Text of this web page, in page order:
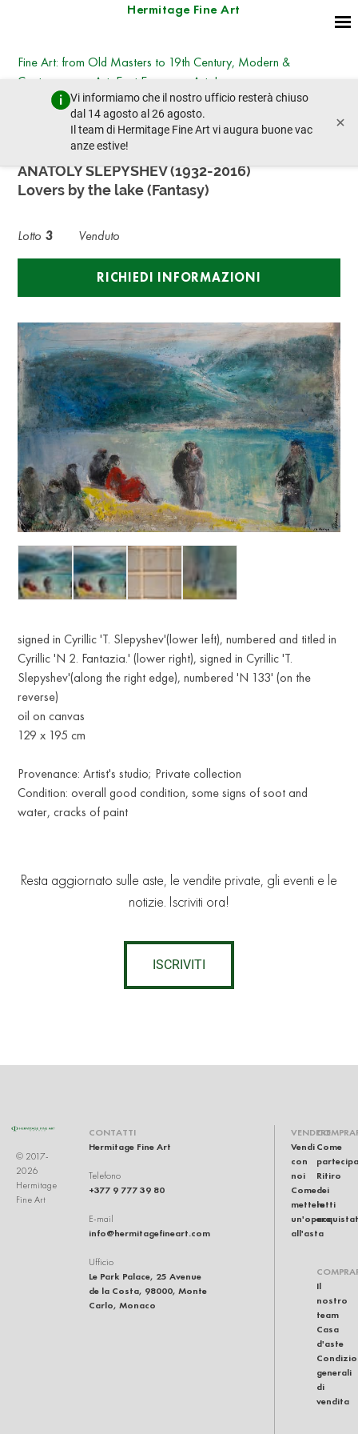
Hermitage Fine Art
Vi informiamo che il nostro ufficio resterà chiuso
dal 14 agosto al 26 agosto.
Il team di Hermitage Fine Art vi augura buone vac
anze estive!
×
Fine Art: from Old Masters to 19th Century, Modern &
Contemporary Art, East European Art, Icons
martedì 25 giugno 2024 - 14:30
lotto precedente lotto prossimo
ANATOLY SLEPYSHEV (1932-2016)
Lovers by the lake (Fantasy)
Lotto 3 Venduto
RICHIEDI INFORMAZIONI
signed in Cyrillic 'T. Slepyshev'(lower left), numbered and titled in
Cyrillic 'N 2. Fantazia.' (lower right), signed in Cyrillic 'T.
Slepyshev'(along the right edge), numbered 'N 133' (on the
reverse)
oil on canvas
129 x 195 cm
Provenance: Artist's studio; Private collection
Condition: overall good condition, some signs of soot and
water, cracks of paint
Resta aggiornato sulle aste, le vendite private, gli eventi e le
notizie. Iscriviti ora!
ISCRIVITI
© 2017-
2026
Hermitage
Fine Art
CONTATTI
Hermitage Fine Art
Telefono
+377 9 777 39 80
E-mail
info@hermitagefineart.com
Ufficio
Le Park Palace, 25 Avenue
de la Costa, 98000, Monte
Carlo, Monaco
VENDERE
Vendi
con
noi
Come
mettere
un'opera
all'asta
Come
Ritiro
dei
lotti
Il
nostro
team
Casa
d'aste
generali
di
vendita